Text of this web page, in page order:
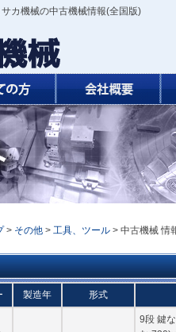
カ機械の中古機械情報(全国版)
> その他 > 工具、ツール > 中古機械 情
製造年 形式
9段 鍵